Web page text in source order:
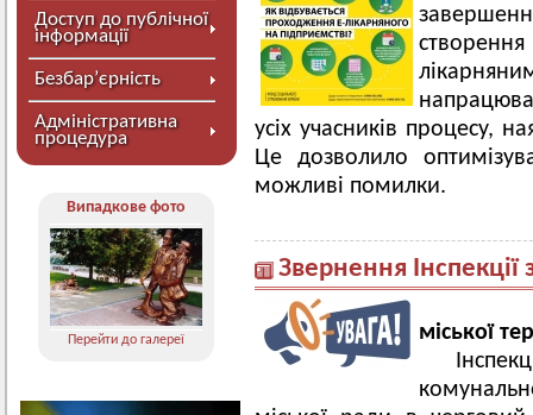
Доступ до публічної
інформації
Безбар’єрність
Адміністративна
процедура
Випадкове фото
Перейти до галереї
усіх учасників процесу,
Це дозволило
можливі помилки.
Звернення Інспекції
міської